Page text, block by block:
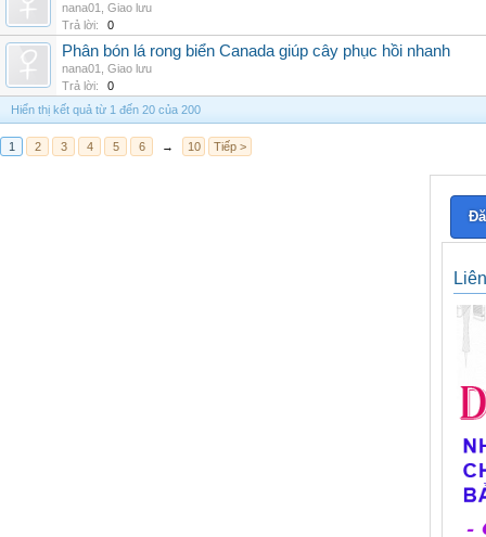
nana01
Giao lưu
Trả lời:
0
Phân bón lá rong biển Canada giúp cây phục hồi nhanh
nana01
Giao lưu
Trả lời:
0
Hiển thị kết quả từ 1 đến 20 của 200
1 2 3 4 5 6 → 10 Tiếp >